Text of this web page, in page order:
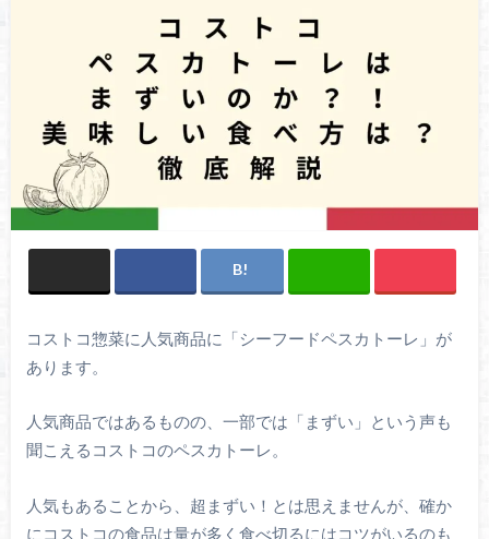
コストコ惣菜に人気商品に「シーフードペスカトーレ」が
あります。
人気商品ではあるものの、一部では「まずい」という声も
聞こえるコストコのペスカトーレ。
人気もあることから、超まずい！とは思えませんが、確か
にコストコの食品は量が多く食べ切るにはコツがいるのも